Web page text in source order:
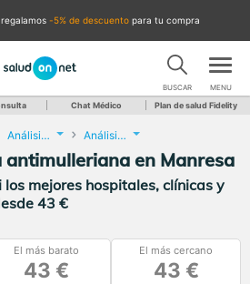
regalamos -5% de descuento para tu compra
BUSCAR MENU
Chat Médico Plan de salud Fidelity
Análisis Clínicos Análisis hormona antimulleriana
en Manresa
mejores hospitales, clínicas y
43 €
El más barato
43 €
El más cercano
43 €